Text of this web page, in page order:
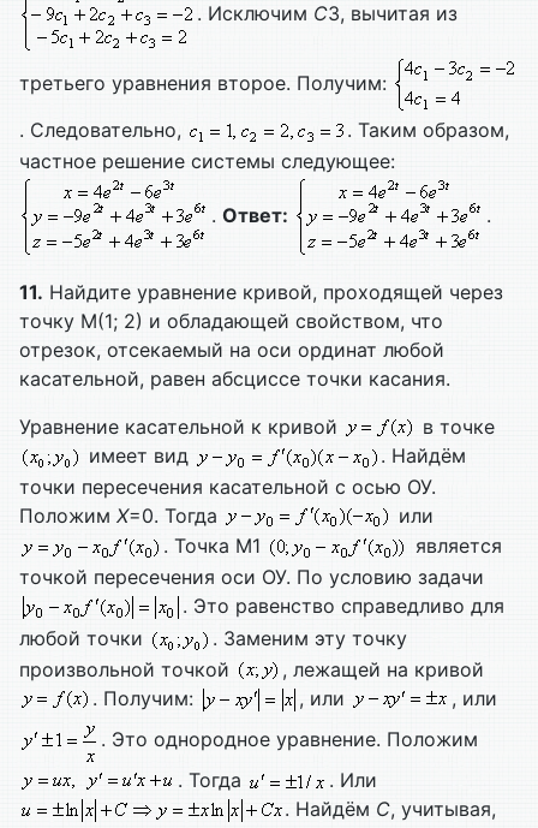
. Исключим С3, вычитая из
третьего уравнения второе. Получим:
. Следовательно,
. Таким образом,
частное решение системы следующее:
. Ответ: .
11. Найдите уравнение кривой, проходящей через
точку M(1; 2) и обладающей свойством, что
отрезок, отсекаемый на оси ординат любой
касательной, равен абсциссе точки касания.
Уравнение касательной к кривой
в точке
имеет вид
. Найдём
точки пересечения касательной с осью ОУ.
Положим X=0. Тогда
или
. Точка М1
является
точкой пересечения оси ОУ. По условию задачи
. Это равенство справедливо для
любой точки
. Заменим эту точку
произвольной точкой
, лежащей на кривой
. Получим:
, или
, или
. Это однородное уравнение. Положим
. Тогда
. Или
. Найдём C, учитывая,